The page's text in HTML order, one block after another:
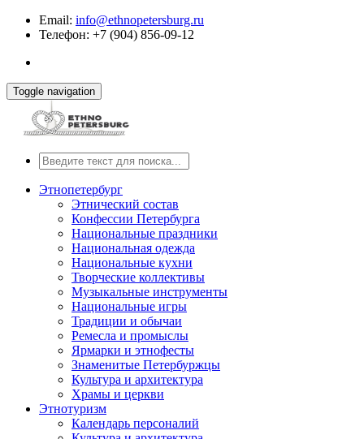
Email: info@ethnopetersburg.ru
Телефон: +7 (904) 856-09-12
Toggle navigation
Этнопетербург
Этнический состав
Конфессии Петербурга
Национальные праздники
Национальная одежда
Национальные кухни
Творческие коллективы
Музыкальные инструменты
Национальные игры
Традиции и обычаи
Ремесла и промыслы
Ярмарки и этнофесты
Знаменитые Петербуржцы
Культура и архитектура
Храмы и церкви
Этнотуризм
Календарь персоналий